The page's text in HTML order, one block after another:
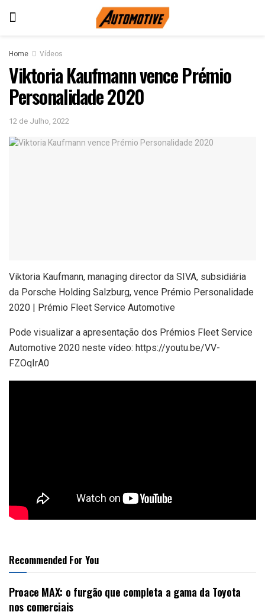
Home Vídeos
Viktoria Kaufmann vence Prémio
Personalidade 2020
12 de Julho, 2022
Viktoria Kaufmann, managing director da SIVA, subsidiária
da Porsche Holding Salzburg, vence Prémio Personalidade
2020 | Prémio Fleet Service Automotive
Pode visualizar a apresentação dos Prémios Fleet Service
Automotive 2020 neste vídeo: https://youtu.be/VV-
FZOqIrA0
Recommended For You
Proace MAX: o furgão que completa a gama da Toyota
nos comerciais